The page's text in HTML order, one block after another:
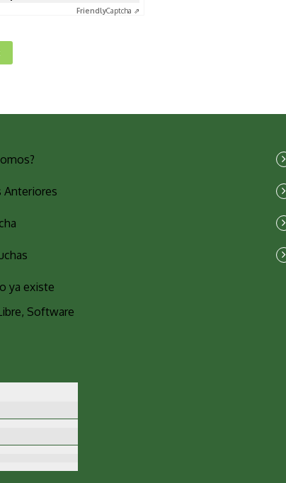
FriendlyCaptcha ⇗
Anteriores
ya existe
Software